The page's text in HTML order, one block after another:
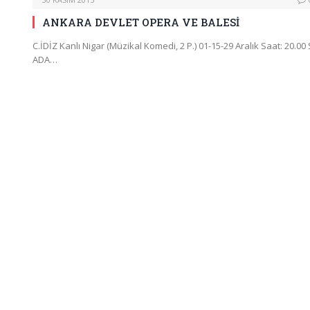
ANKARA DEVLET OPERA VE BALESİ
C.İDİZ Kanlı Nigar (Müzikal Komedi, 2 P.) 01-15-29 Aralık Saat: 20.00
ADA…